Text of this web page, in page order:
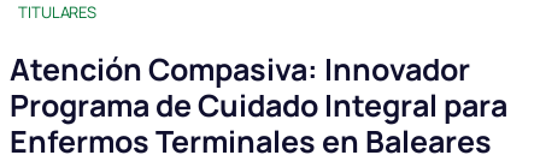
TITULARES
Atención Compasiva: Innovador
Programa de Cuidado Integral para
Enfermos Terminales en Baleares